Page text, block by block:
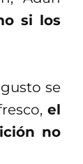
si los
se
el
no